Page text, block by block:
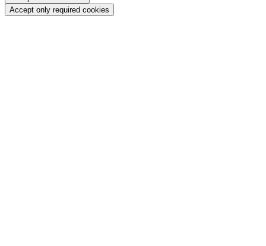
Accept only required cookies